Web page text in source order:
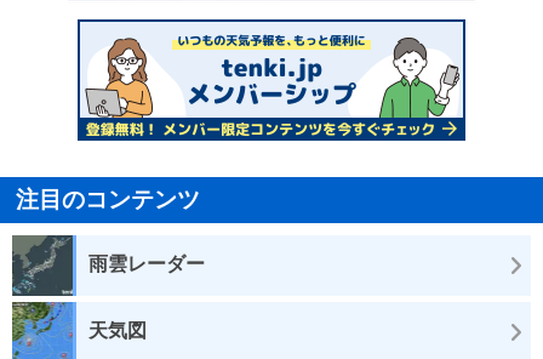
注目のコンテンツ
雨雲レーダー
天気図